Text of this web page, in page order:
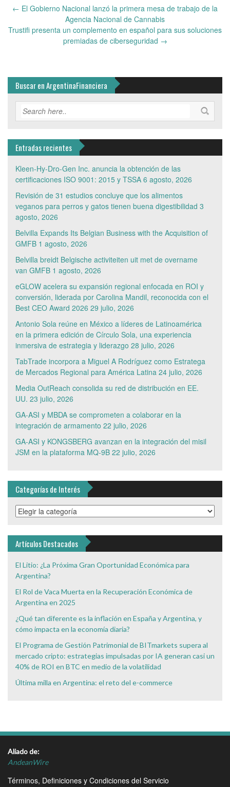
Post
← El Gobierno Nacional lanzó la primera mesa de trabajo de la
Agencia Nacional de Cannabis
Trustifi presenta un complemento en español para sus soluciones
premiadas de ciberseguridad →
Buscar en ArgentinaFinanciera
Entradas recientes
Kleen-Hy-Dro-Gen Inc. anuncia la obtención de las
certificaciones ISO 9001: 2015 y TSSA 6 agosto, 2026
Revisión de 31 estudios concluye que los alimentos
veganos para perros y gatos tienen buena digestibilidad 3
agosto, 2026
Belvilla Expands Its Belgian Business with the Acquisition of
GMFB 1 agosto, 2026
Belvilla breidt Belgische activiteiten uit met de overname
van GMFB 1 agosto, 2026
eGLOW acelera su expansión regional enfocada en ROI y
conversión, liderada por Carolina Mandil, reconocida con el
Best CEO Award 2026 29 julio, 2026
Antonio Sola reúne en México a líderes de Latinoamérica
en la primera edición de Círculo Sola, una experiencia
inmersiva de estrategia y liderazgo 28 julio, 2026
TabTrade incorpora a Miguel A Rodríguez como Estratega
de Mercados Regional para América Latina 24 julio, 2026
Media OutReach consolida su red de distribución en EE.
UU. 23 julio, 2026
GA-ASI y MBDA se comprometen a colaborar en la
integración de armamento 22 julio, 2026
GA-ASI y KONGSBERG avanzan en la integración del misil
JSM en la plataforma MQ-9B 22 julio, 2026
Categorías de Interés
Categorías
de
Artículos Destacados
El Litio: ¿La Próxima Gran Oportunidad Económica para
Argentina?
El Rol de Vaca Muerta en la Recuperación Económica de
Argentina en 2025
¿Qué tan diferente es la inflación en España y Argentina, y
cómo impacta en la economía diaria?
El Programa de Gestión Patrimonial de BITmarkets supera al
mercado cripto: estrategias impulsadas por IA generan casi un
40% de ROI en BTC en medio de la volatilidad
Última milla en Argentina: el reto del e-commerce
Aliado de:
AndeanWire
Términos, Definiciones y Condiciones del Servicio